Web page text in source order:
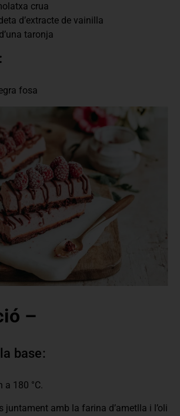
crua
d’extracte de vainilla
taronja
fosa
–
base:
a 180 °C.
juntament amb la farina d’ametlla i l’oli